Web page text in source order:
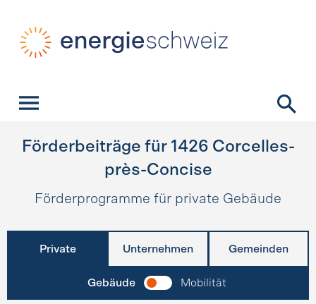
Förderbeiträge für 1426 Corcelles-
près-Concise
Förderprogramme für private Gebäude
Private Unternehmen Gemeinden
Gebäude Mobilität